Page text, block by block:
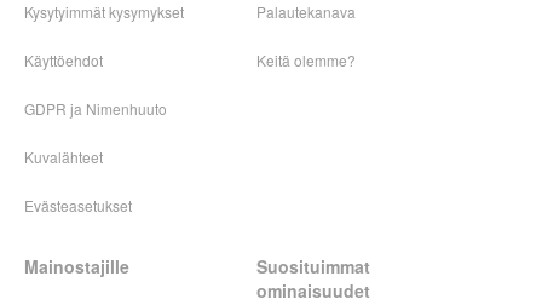
Kysytyimmät kysymykset
Käyttöehdot
GDPR ja Nimenhuuto
Kuvalähteet
Evästeasetukset
Palautekanava
Keitä olemme?
Mainostajille
Suosituimmat
ominaisuudet